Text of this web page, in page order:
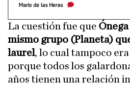
Mario de las Heras
La cuestión fue que
mismo grupo (Planeta)
laurel, lo cual tampoco
porque todos los
años tienen una relación